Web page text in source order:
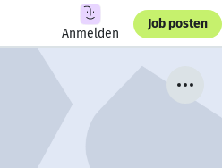
Anmelden
Job posten